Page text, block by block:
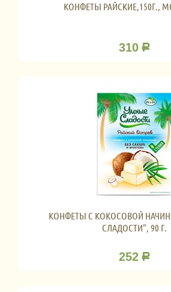
КОНФЕТЫ РАЙСКИЕ,150Г.,
310 Р
КОНФЕТЫ С КОКОСОВОЙ
СЛАДОСТИ", 90 Г.
252 Р